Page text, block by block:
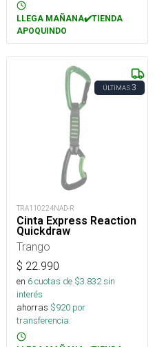
LLEGA MAÑANA✔️TIENDA
APOQUINDO
ÚLTIMAS3
TRA110224NAD-R
Cinta Express Reaction
Quickdraw
Trango
$ 22.990
en 6cuotas de $3.832sin
interés
ahorras $920 por
transferencia.